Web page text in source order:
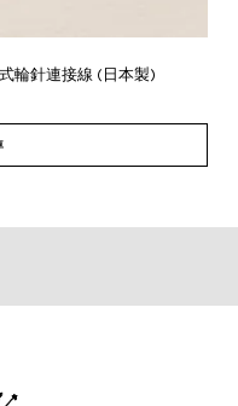
輪針連接線 (日本製)